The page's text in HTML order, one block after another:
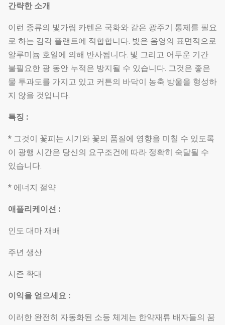
간략한 소개
이런 종류의 빛가림 카텐은 국화와 같은 광주기 통제를 필요
로 하는 감각 플랜트에 적합합니다. 빛은 음영의 표면적으로
알루미늄 호일에 의해 반사됩니다. 빛 그리고 어두운 기간
불필요한 광 동안 누적은 방지될 수 있습니다. 그것은 좋은
물 투과도를 가지고 있고 커튼의 바닥이 농축 방울을 형성하
지 않을 것입니다.
특징 :
* 그것이 꽃피는 시기와 꽃의 품질에 영향을 미칠 수 있도록
이 광행 시간은 당신의 요구조건에 따라 정확히 숙달될 수
있습니다.
* 에너지 절약
애플리케이션 :
인도 대마 재배
주년 생산
시즌 확대
이익을 얻으세요 :
이러한 완전히 자동화된 소등 체계는 한약재류 배자들의 꿈